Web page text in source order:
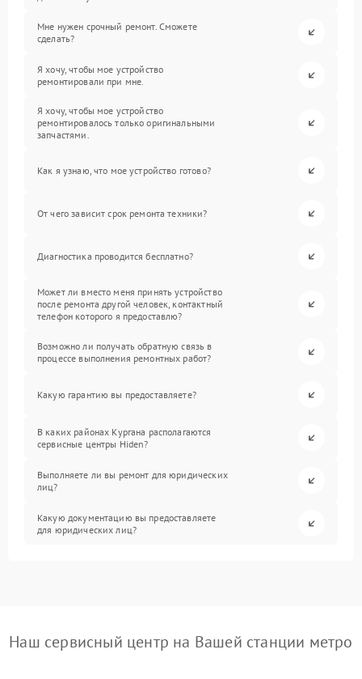
Мне нужен срочный ремонт. Сможете
сделать?
Я хочу, чтобы мое устройство
ремонтировали при мне.
Я хочу, чтобы мое устройство
ремонтировалось только оригинальными
запчастями.
Как я узнаю, что мое устройство готово?
От чего зависит срок ремонта техники?
Диагностика проводится бесплатно?
Может ли вместо меня принять устройство
после ремонта другой человек, контактный
телефон которого я предоставлю?
Возможно ли получать обратную связь в
процессе выполнения ремонтных работ?
Какую гарантию вы предоставляете?
В каких районах Кургана располагаются
сервисные центры Hiden?
Выполняете ли вы ремонт для юридических
лиц?
Какую документацию вы предоставляете
для юридических лиц?
Наш сервисный центр на Вашей станции метро